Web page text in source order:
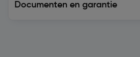
Documenten en garantie